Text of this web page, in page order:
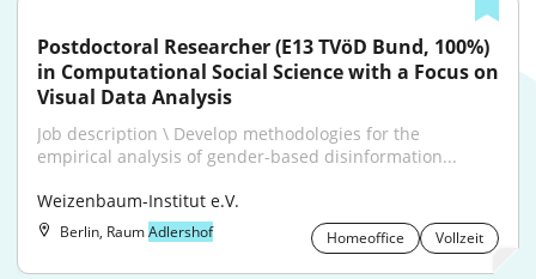
Postdoctoral Researcher (E13 TVöD Bund, 100%)
in Computational Social Science with a Focus on
Visual Data Analysis
Job description \ Develop methodologies for the
empirical analysis of gender-based disinformation...
Weizenbaum-Institut e.V.
Berlin, RaumAdlershof Homeoffice Vollzeit